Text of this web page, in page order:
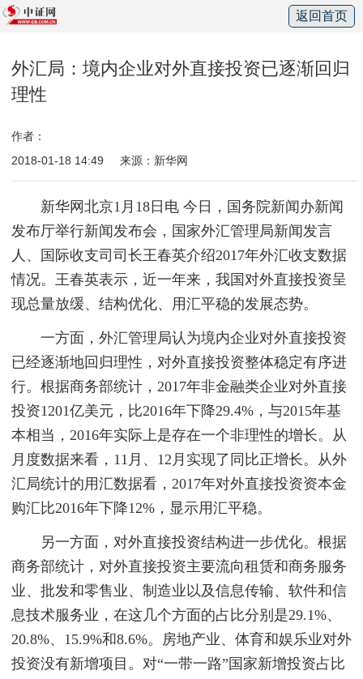
返回首页
外汇局：境内企业对外直接投资已逐渐回归
理性
作者：
2018-01-18 14:49
来源：新华网
新华网北京1月18日电 今日，国务院新闻办新闻
发布厅举行新闻发布会，国家外汇管理局新闻发言
人、国际收支司司长王春英介绍2017年外汇收支数据
情况。王春英表示，近一年来，我国对外直接投资呈
现总量放缓、结构优化、用汇平稳的发展态势。
一方面，外汇管理局认为境内企业对外直接投资
已经逐渐地回归理性，对外直接投资整体稳定有序进
行。根据商务部统计，2017年非金融类企业对外直接
投资1201亿美元，比2016年下降29.4%，与2015年基
本相当，2016年实际上是存在一个非理性的增长。从
月度数据来看，11月、12月实现了同比正增长。从外
汇局统计的用汇数据看，2017年对外直接投资资本金
购汇比2016年下降12%，显示用汇平稳。
另一方面，对外直接投资结构进一步优化。根据
商务部统计，对外直接投资主要流向租赁和商务服务
业、批发和零售业、制造业以及信息传输、软件和信
息技术服务业，在这几个方面的占比分别是29.1%、
20.8%、15.9%和8.6%。房地产业、体育和娱乐业对外
投资没有新增项目。对“一带一路”国家新增投资占比